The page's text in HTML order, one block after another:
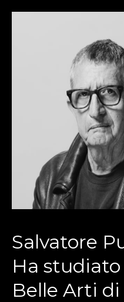
Salvatore
Ha studiato
Belle Arti di